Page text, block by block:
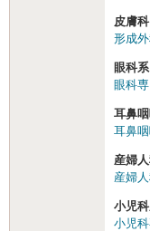
皮膚
形成
眼科系
眼科
耳鼻
耳鼻
産婦
産婦
小児
小児